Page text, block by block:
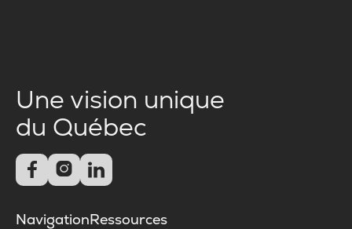
Une vision unique
du Québec
  
NavigationRessources